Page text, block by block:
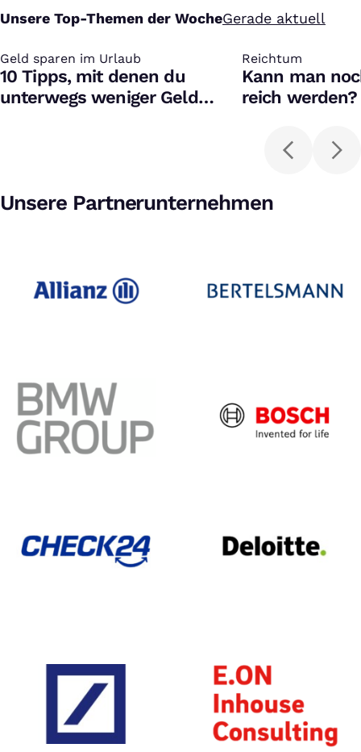
Unsere Top-Themen der WocheGerade aktuell
Geld sparen im Urlaub
:
10 Tipps, mit denen du
unterwegs weniger Geld
Reichtum
:
Kann man
reich werden?
Unsere Partnerunternehmen